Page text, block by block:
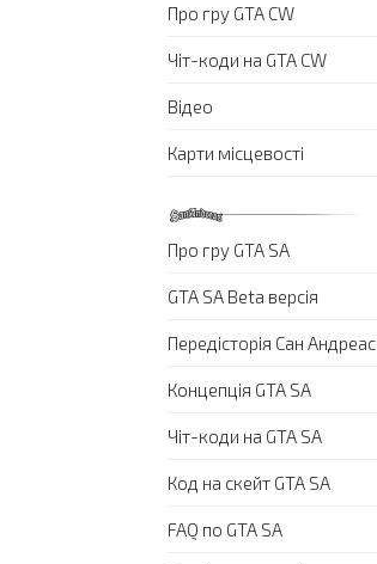
Про гру GTA CW
Чіт-коди на GTA CW
Відео
Карти місцевості
Про гру GTA SA
GTA SA Beta версія
Передісторія Сан Андреас
Концепція GTA SA
Чіт-коди на GTA SA
Код на скейт GTA SA
FAQ по GTA SA